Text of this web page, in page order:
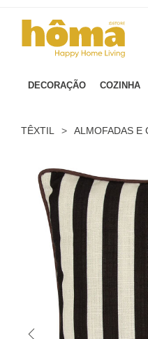
DECORAÇÃO COZINHA
TÊXTIL > ALMOFADAS E